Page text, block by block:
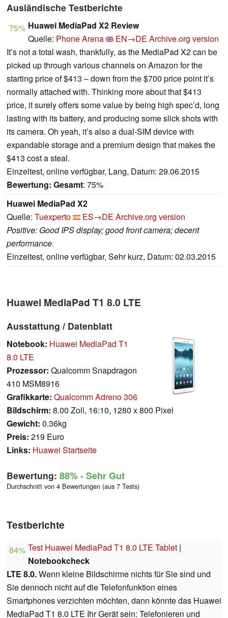
Ausländische Testberichte
75% Huawei MediaPad X2 Review
Quelle: Phone Arena EN→DE Archive.org version
It’s not a total wash, thankfully, as the MediaPad X2 can be
picked up through various channels on Amazon for the
starting price of $413 – down from the $700 price point it’s
normally attached with. Thinking more about that $413
price, it surely offers some value by being high spec’d, long
lasting with its battery, and producing some slick shots with
its camera. Oh yeah, it’s also a dual-SIM device with
expandable storage and a premium design that makes the
$413 cost a steal.
Einzeltest, online verfügbar, Lang, Datum: 29.06.2015
Bewertung: Gesamt: 75%
Huawei MediaPad X2
Quelle: Tuexperto ES→DE Archive.org version
Positive: Good IPS display; good front camera; decent
performance.
Einzeltest, online verfügbar, Sehr kurz, Datum: 02.03.2015
Huawei MediaPad T1 8.0 LTE
Ausstattung / Datenblatt
Notebook: Huawei MediaPad T1
8.0 LTE
Prozessor: Qualcomm Snapdragon
410 MSM8916
Grafikkarte: Qualcomm Adreno 306
Bildschirm: 8.00 Zoll, 16:10, 1280 x 800 Pixel
Gewicht: 0.36kg
Preis: 219 Euro
Links: Huawei Startseite
Bewertung: 88%- Sehr Gut
Durchschnitt von 4 Bewertungen (aus 7 Tests)
Testberichte
84% Test Huawei MediaPad T1 8.0 LTE Tablet |
Notebookcheck
LTE 8.0.Wenn kleine Bildschirme nichts für Sie sind und
Sie dennoch nicht auf die Telefonfunktion eines
Smartphones verzichten möchten, dann könnte das Huawei
MediaPad T1 8.0 LTE Ihr Gerät sein: Telefonieren und